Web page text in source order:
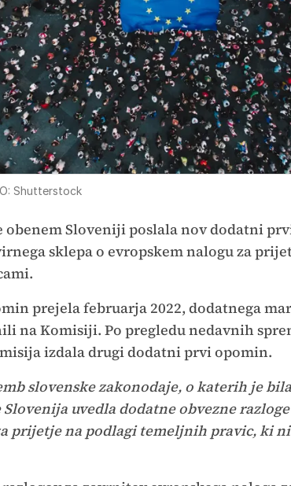
Shutterstock
obenem Sloveniji poslala nov dodatni
sklepa o evropskem nalogu za
prejela februarja 2022, dodatnega
na Komisiji. Po pregledu nedavnih
izdala drugi dodatni prvi opomin.
slovenske zakonodaje, o katerih je
uvedla dodatne obvezne
prijetje na podlagi temeljnih pravic, ki